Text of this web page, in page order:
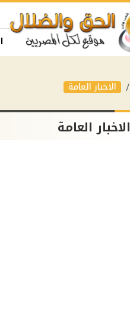
الاخبار العامة
الاخبار العامة